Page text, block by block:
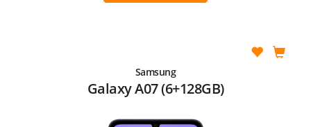
Samsung
Galaxy A07 (6+128GB)